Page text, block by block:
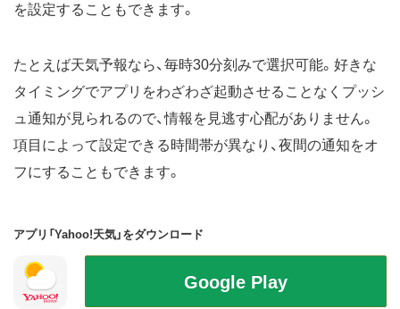
を設定することもできます。
たとえば天気予報なら、毎時30分刻みで選択可能。好きな
タイミングでアプリをわざわざ起動させることなくプッシ
ュ通知が見られるので、情報を見逃す心配がありません。
項目によって設定できる時間帯が異なり、夜間の通知をオ
フにすることもできます。
アプリ「Yahoo!天気」をダウンロード